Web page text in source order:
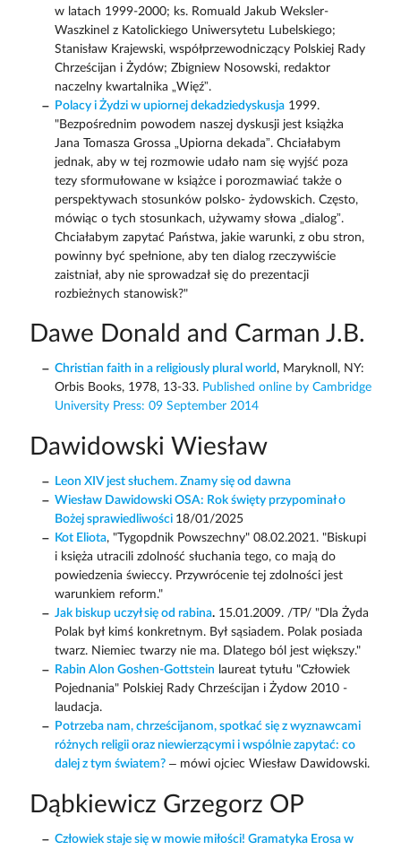
w latach 1999-2000; ks. Romuald Jakub Weksler-
Waszkinel z Katolickiego Uniwersytetu Lubelskiego;
Stanisław Krajewski, współprzewodniczący Polskiej Rady
Chrześcijan i Żydów; Zbigniew Nosowski, redaktor
naczelny kwartalnika „Więź”.
Polacy i Żydzi w upiornej dekadziedyskusja1999.
"Bezpośrednim powodem naszej dyskusji jest książka
Jana Tomasza Grossa „Upiorna dekada”. Chciałabym
jednak, aby w tej rozmowie udało nam się wyjść poza
tezy sformułowane w książce i porozmawiać także o
perspektywach stosunków polsko- żydowskich. Często,
mówiąc o tych stosunkach, używamy słowa „dialog”.
Chciałabym zapytać Państwa, jakie warunki, z obu stron,
powinny być spełnione, aby ten dialog rzeczywiście
zaistniał, aby nie sprowadzał się do prezentacji
rozbieżnych stanowisk?"
Dawe Donald and Carman J.B.
Christian faith in a religiously plural world, Maryknoll, NY:
Orbis Books, 1978, 13-33. Published online by Cambridge
University Press: 09 September 2014
Dawidowski Wiesław
Leon XIV jest słuchem. Znamy się od dawna
Wiesław Dawidowski OSA: Rok święty przypominał o
Bożej sprawiedliwości 18/01/2025
Kot Eliota, "Tygopdnik Powszechny" 08.02.2021. "Biskupi
i księża utracili zdolność słuchania tego, co mają do
powiedzenia świeccy. Przywrócenie tej zdolności jest
warunkiem reform."
Jak biskup uczył się od rabina.15.01.2009. /TP/ "Dla Żyda
Polak był kimś konkretnym. Był sąsiadem. Polak posiada
twarz. Niemiec twarzy nie ma. Dlatego ból jest większy."
Rabin Alon Goshen-Gottstein laureat tytułu "Człowiek
Pojednania" Polskiej Rady Chrześcijan i Żydow 2010 -
laudacja.
Potrzeba nam, chrześcijanom, spotkać się z wyznawcami
różnych religii oraz niewierzącymi i wspólnie zapytać: co
dalej z tym światem?– mówi ojciec Wiesław Dawidowski.
Dąbkiewicz Grzegorz OP
Człowiek staje się w mowie miłości! Gramatyka Erosa w